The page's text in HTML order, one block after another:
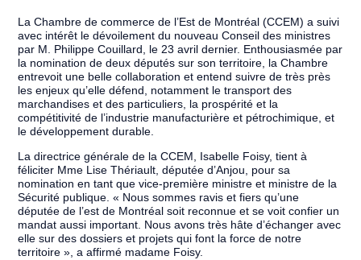
La Chambre de commerce de l’Est de Montréal (CCEM) a suivi
avec intérêt le dévoilement du nouveau Conseil des ministres
par M. Philippe Couillard, le 23 avril dernier. Enthousiasmée par
la nomination de deux députés sur son territoire, la Chambre
entrevoit une belle collaboration et entend suivre de très près
les enjeux qu’elle défend, notamment le transport des
marchandises et des particuliers, la prospérité et la
compétitivité de l’industrie manufacturière et pétrochimique, et
le développement durable.
La directrice générale de la CCEM, Isabelle Foisy, tient à
féliciter Mme Lise Thériault, députée d’Anjou, pour sa
nomination en tant que vice-première ministre et ministre de la
Sécurité publique. « Nous sommes ravis et fiers qu’une
députée de l’est de Montréal soit reconnue et se voit confier un
mandat aussi important. Nous avons très hâte d’échanger avec
elle sur des dossiers et projets qui font la force de notre
territoire », a affirmé madame Foisy.